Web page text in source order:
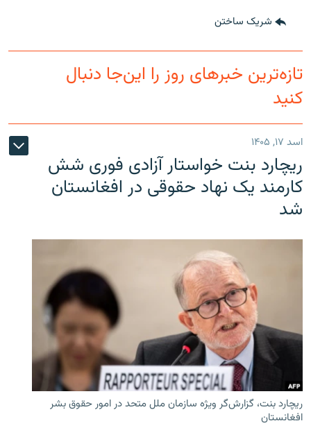
شریک ساختن
تازه‌ترین خبرهای روز را این‌جا دنبال
کنید
اسد ۱۷, ۱۴۰۵
ریچارد بنت خواستار آزادی فوری شش
کارمند یک نهاد حقوقی در افغانستان
شد
ریچارد بنت، گزارش‌گر ویژه سازمان ملل متحد در امور حقوق بشر
افغانستان